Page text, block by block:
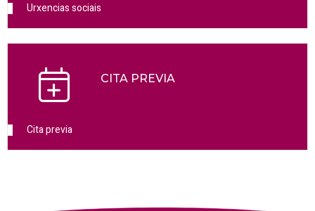
Urxencias sociais
CITA PREVIA
Cita previa